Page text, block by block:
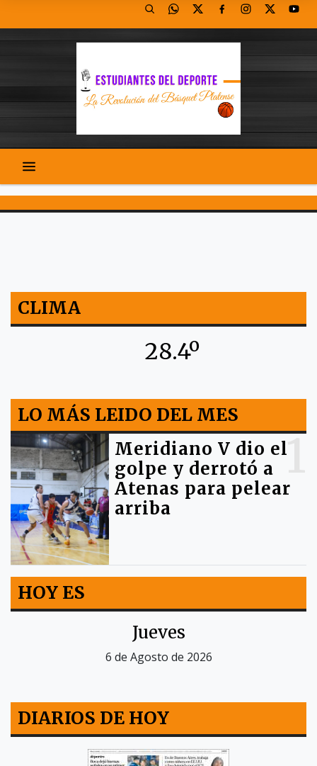
CLIMA
28.4º
LO MÁS LEIDO DEL MES
1
Meridiano V dio el
golpe y derrotó a
Atenas para pelear
arriba
HOY ES
Jueves
6 de Agosto de 2026
DIARIOS DE HOY